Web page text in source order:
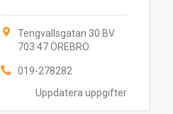
Uppdatera uppgifter
Tengvallsgatan 30 BV
703 47 ÖREBRO
019-278282